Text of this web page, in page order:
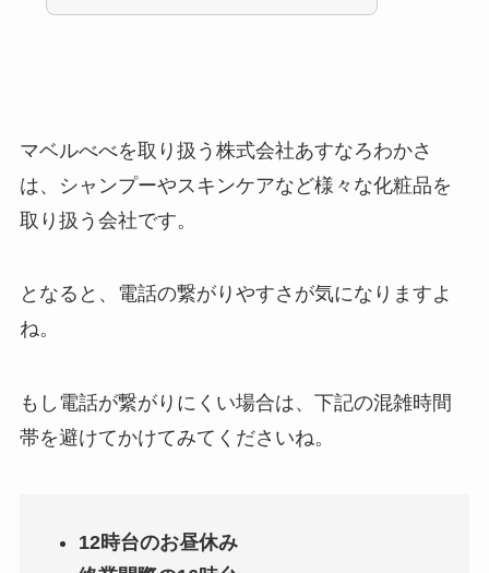
マベルべべを取り扱う 株式会社あすなろわかさ
は、シャンプーやスキンケアなど様々な化粧品を
取り扱う会社です。
となると、電話の繋がりやすさが気になりますよ
ね。
もし電話が繋がりにくい場合は、下記の混雑時間
帯を避けてかけてみてくださいね。
12時台のお昼休み